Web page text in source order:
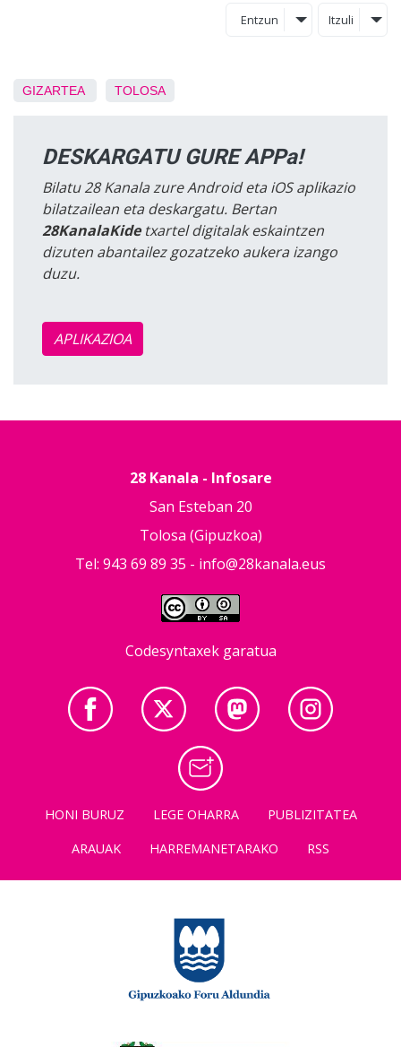
Entzun Itzuli
GIZARTEA TOLOSA
DESKARGATU GURE APPa!
Bilatu 28 Kanala zure Android eta iOS aplikazio
bilatzailean eta deskargatu. Bertan
28KanalaKidetxartel digitalak eskaintzen
dizuten abantailez gozatzeko aukera izango
duzu.
APLIKAZIOA
28 Kanala - Infosare
San Esteban 20
Tolosa (Gipuzkoa)
Tel: 943 69 89 35 - info@28kanala.eus
Codesyntaxek garatua
HONI BURUZ LEGE OHARRA
PUBLIZITATEA
ARAUAK
HARREMANETARAKO RSS